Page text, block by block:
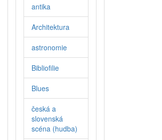
antika
Architektura
astronomie
Bibliofilie
Blues
česká a
slovenská
scéna (hudba)